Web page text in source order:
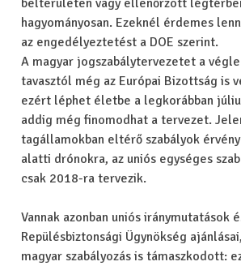
belterületen vagy ellenőrzött
hagyományosan. Ezeknél érdemes
az engedélyeztetést a DOE szerint.
A magyar jogszabálytervezetet a
tavasztól még az Európai Bizottság is
ezért léphet életbe a legkorábban
addig még finomodhat a tervezet.
tagállamokban eltérő szabályok
alatti drónokra, az uniós egységes
csak 2018-ra tervezik.
Vannak azonban uniós iránymutatások
Repülésbiztonsági Ügynökség
magyar szabályozás is támaszkodott: